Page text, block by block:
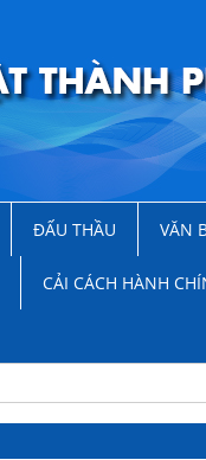
ĐẤU THẦU VĂN
CẢI CÁCH HÀNH